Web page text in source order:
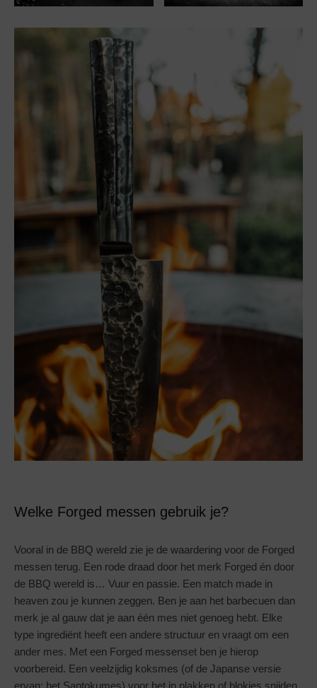
Welke Forged messen gebruik je?
Vooral in de BBQ wereld zie je de waardering voor de Forged
messen terug. Een rode draad door het merk Forged én door
de BBQ wereld is… Vuur en passie. Een match made in
heaven zou je kunnen zeggen. Ben je aan het barbecuen dan
merk je al gauw dat je aan één mes niet genoeg hebt. Elke
type ingrediënt heeft een andere structuur en vraagt om een
ander mes. Met een Forged messenset ben je hierop
voorbereid. Een veelzijdig koksmes (of de Japanse versie